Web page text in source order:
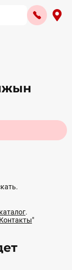
каталог.
Контакты"